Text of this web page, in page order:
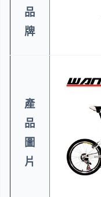
品
牌
產
品
圖
片